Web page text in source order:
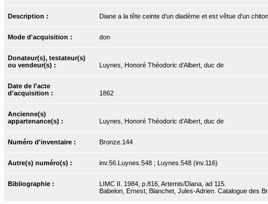
Description : Diane a la tête ceinte d’un diadème et est vêtue d’un
Mode d'acquisition : don
Donateur(s), testateur(s)
ou vendeur(s) :
Luynes, Honoré Théodoric d’Albert, duc de
Date de l'acte
d'acquisition :
1862
Ancienne(s)
appartenance(s) :
Luynes, Honoré Théodoric d’Albert, duc de
Numéro d'inventaire : Bronze.144
Autre(s) numéro(s) : inv.56.Luynes.548 ; Luynes.548 (inv.116)
Bibliographie :
LIMC II. 1984, p.816, Artemis/Diana, ad 115.
Babelon, Ernest, Blanchet, Jules-Adrien. Catalogue des